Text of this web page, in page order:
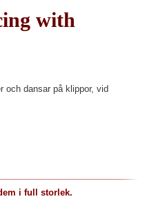
with
och dansar på klippor, vid
i full storlek.